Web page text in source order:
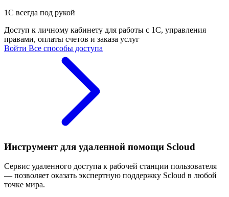
1С всегда под рукой
Доступ к личному кабинету для работы с 1С, управления
правами, оплаты счетов и заказа услуг
Войти Все способы доступа
Инструмент для удаленной помощи Scloud
Сервис удаленного доступа к рабочей станции пользователя
— позволяет оказать экспертную поддержку Scloud в любой
точке мира.